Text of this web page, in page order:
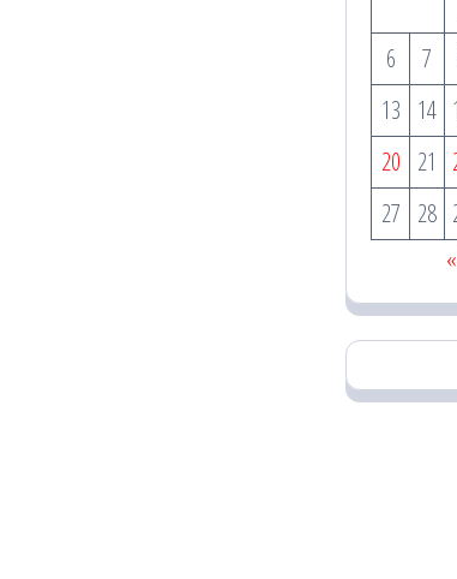
6
7
13 14
20 21
27 28